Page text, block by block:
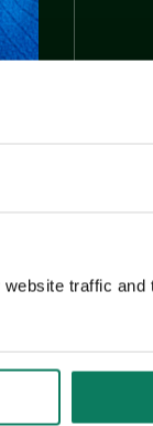
traffic and